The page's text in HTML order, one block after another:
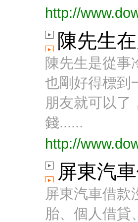
http://
陳先生
陳先生是從事
也剛好得標到
朋友就可以了
錢......
http://
屏東汽
屏東汽車借款
胎、個人借貸